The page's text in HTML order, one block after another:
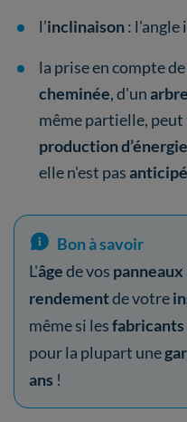
l’inclinaison: l'angle
la prise en compte de
cheminée, d'unarbre
même partielle, peut
production d’énergie
elle n'est pas
Bon à savoir
L'âgede vos panneaux
rendementde votre
même si lesfabricants
pour la plupart une
ans !